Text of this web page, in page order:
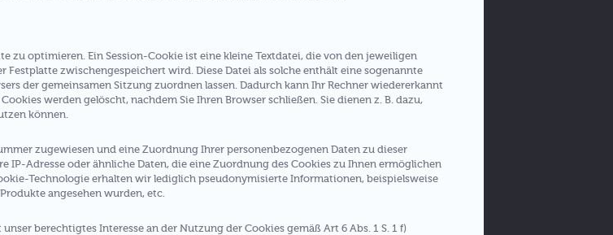
zu optimieren. Ein Session-Cookie ist eine kleine Textdatei, die von den jeweiligen
zwischengespeichert wird. Diese Datei als solche enthält eine sogenannte
der gemeinsamen Sitzung zuordnen lassen. Dadurch kann Ihr Rechner wiedererkannt
werden gelöscht, nachdem Sie Ihren Browser schließen. Sie dienen z. B. dazu,
können.
zugewiesen und eine Zuordnung Ihrer personenbezogenen Daten zu dieser
Adresse oder ähnliche Daten, die eine Zuordnung des Cookies zu Ihnen ermöglichen
Technologie erhalten wir lediglich pseudonymisierte Informationen, beispielsweise
angesehen wurden, etc.
berechtigtes Interesse an der Nutzung der Cookies gemäß Art 6 Abs. 1 S. 1 f)